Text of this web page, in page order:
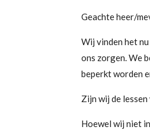
Geachte heer/
Wij vinden het
ons zorgen. We
beperkt worden
Zijn wij de
Hoewel wij niet